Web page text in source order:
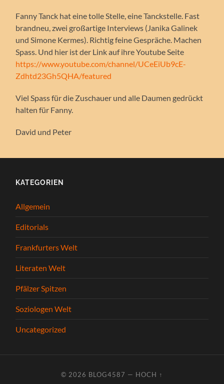
Fanny Tanck hat eine tolle Stelle, eine Tanckstelle. Fast
brandneu, zwei großartige Interviews (Janika Galinek
und Simone Kermes). Richtig feine Gespräche. Machen
Spass. Und hier ist der Link auf ihre Youtube Seite
https://www.youtube.com/channel/UCeEiUb9cE-
Zdhtd23Gh5QHA/featured
Viel Spass für die Zuschauer und alle Daumen gedrückt
halten für Fanny.
David und Peter
KATEGORIEN
Allgemein
Editorials
Frankfurters Welt
Literaten Welt
Pfälzer Spitzen
Soziologen Welt
Uncategorized
© 2026 BLOG4587 — HOCH ↑